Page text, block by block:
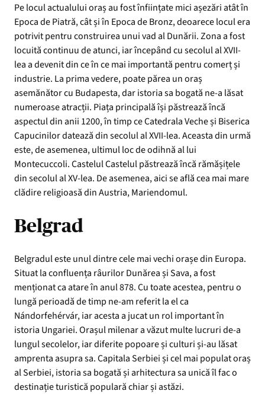
Pe locul actualului oraș au fost înființate mici așezări atât în
Epoca de Piatră, cât și în Epoca de Bronz, deoarece locul era
potrivit pentru construirea unui vad al Dunării. Zona a fost
locuită continuu de atunci, iar începând cu secolul al XVII-
lea a devenit din ce în ce mai importantă pentru comerț și
industrie. La prima vedere, poate părea un oraș
asemănător cu Budapesta, dar istoria sa bogată ne-a lăsat
numeroase atracții. Piața principală își păstrează încă
aspectul din anii 1200, în timp ce Catedrala Veche și Biserica
Capucinilor datează din secolul al XVII-lea. Aceasta din urmă
este, de asemenea, ultimul loc de odihnă al lui
Montecuccoli. Castelul Castelul păstrează încă rămășițele
din secolul al XV-lea. De asemenea, aici se află cea mai mare
clădire religioasă din Austria, Mariendomul.
Belgrad
Belgradul este unul dintre cele mai vechi orașe din Europa.
Situat la confluența râurilor Dunărea și Sava, a fost
menționat ca atare în anul 878. Cu toate acestea, pentru o
lungă perioadă de timp ne-am referit la el ca
Nándorfehérvár, iar acesta a jucat un rol important în
istoria Ungariei. Orașul milenar a văzut multe lucruri de-a
lungul secolelor, iar diferite popoare și culturi și-au lăsat
amprenta asupra sa. Capitala Serbiei și cel mai populat oraș
al Serbiei, istoria sa bogată și arhitectura sa unică îl fac o
destinație turistică populară chiar și astăzi.